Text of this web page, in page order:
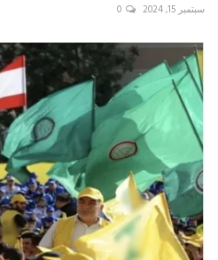
سبتمبر 15, 2024 0